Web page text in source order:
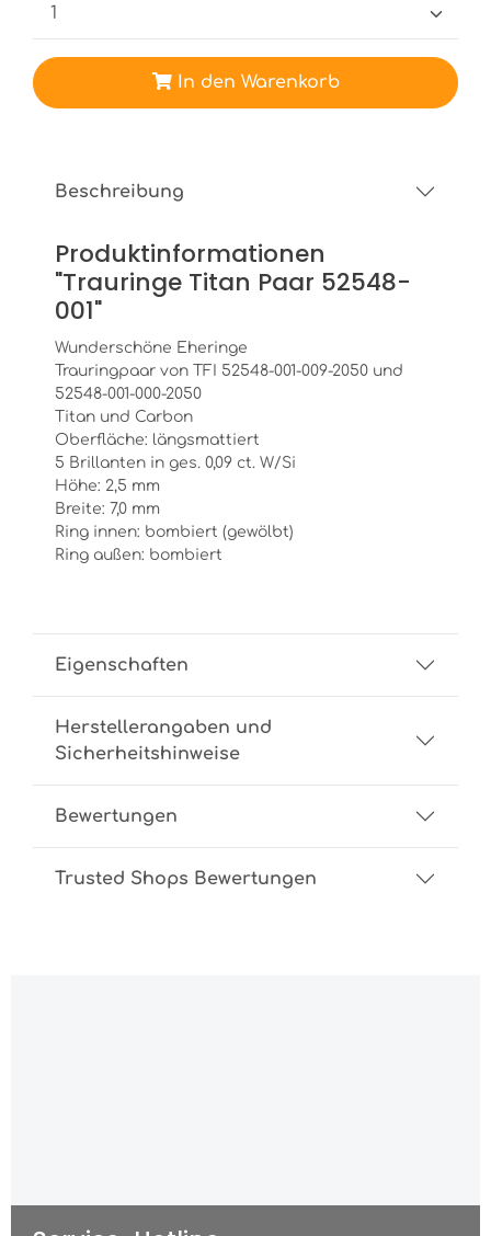
In den Warenkorb
Beschreibung
Produktinformationen
"Trauringe Titan Paar 52548-
001"
Wunderschöne Eheringe
Trauringpaar von TFI 52548-001-009-2050 und
52548-001-000-2050
Titan und Carbon
Oberfläche: längsmattiert
5 Brillanten in ges. 0,09 ct. W/Si
Höhe: 2,5 mm
Breite: 7,0 mm
Ring innen: bombiert (gewölbt)
Ring außen: bombiert
Eigenschaften
Herstellerangaben und
Sicherheitshinweise
Bewertungen
Trusted Shops Bewertungen